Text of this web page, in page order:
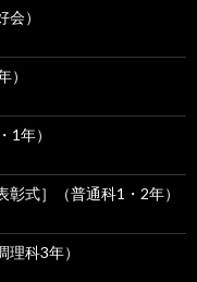
）
年）
式］（普通科1・2年）
科3年）